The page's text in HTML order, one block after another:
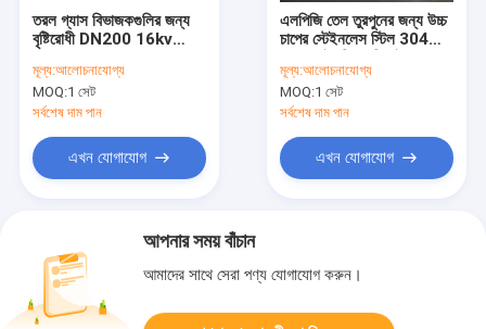
তরল গ্যাস বিভাজকগুলির জন্য
বৃষ্টিরোধী DN200 16kv
মূল্য:আলোচনাযোগ্য
MOQ:1 সেট
সর্বশেষ দাম পান
এখন যোগাযোগ
এলপিজি তেল তুরপুনের জন্য উচ্চ
চাপের স্টেইনলেস স্টিল 304
AC/DC
মূল্য:আলোচনাযোগ্য
MOQ:1 সেট
সর্বশেষ দাম পান
এখন যোগাযোগ
আপনার সময় বাঁচান
আমাদের সাথে সেরা পণ্য যোগাযোগ করুন।